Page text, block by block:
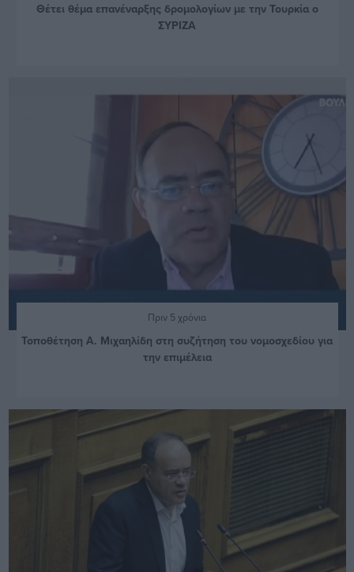
Θέτει θέμα επανέναρξης δρομολογίων με την Τουρκία ο
ΣΥΡΙΖΑ
Πριν 5 χρόνια
Τοποθέτηση Α. Μιχαηλίδη στη συζήτηση του νομοσχεδίου για
την επιμέλεια